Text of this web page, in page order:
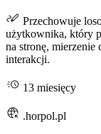
Przechowuje
użytkownika, który
na stronę,
interakcji.
13 miesięcy
.horpol.pl